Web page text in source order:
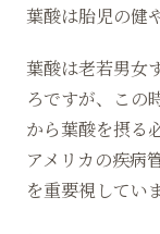
葉酸は胎児の健
葉酸は老若男女
ろですが、この
から葉酸を摂る
アメリカの疾病
を重要視してい